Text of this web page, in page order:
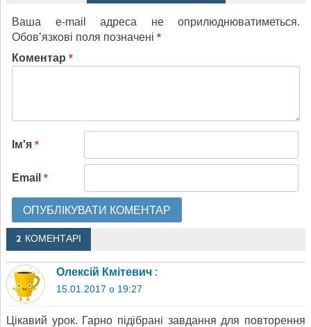
Ваша e-mail адреса не оприлюднюватиметься.
Обов’язкові поля позначені *
Коментар *
Ім'я *
Email *
2 КОМЕНТАРІ
Олексій Кмітевич :
15.01.2017 о 19:27
Цікавий урок. Гарно підібрані завдання для повторення